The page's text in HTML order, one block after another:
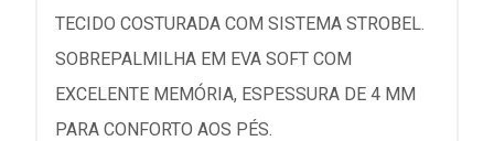
TECIDO COSTURADA COM SISTEMA STROBEL.
SOBREPALMILHA EM EVA SOFT COM
EXCELENTE MEMÓRIA, ESPESSURA DE 4 MM
PARA CONFORTO AOS PÉS.